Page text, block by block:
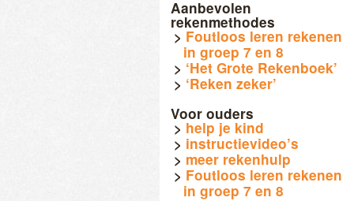
Aanbevolen
rekenmethodes
Foutloos leren rekenen
in groep 7 en 8
‘Het Grote Rekenboek’
‘Reken zeker’
Voor ouders
help je kind
instructievideo’s
meer rekenhulp
Foutloos leren rekenen
in groep 7 en 8